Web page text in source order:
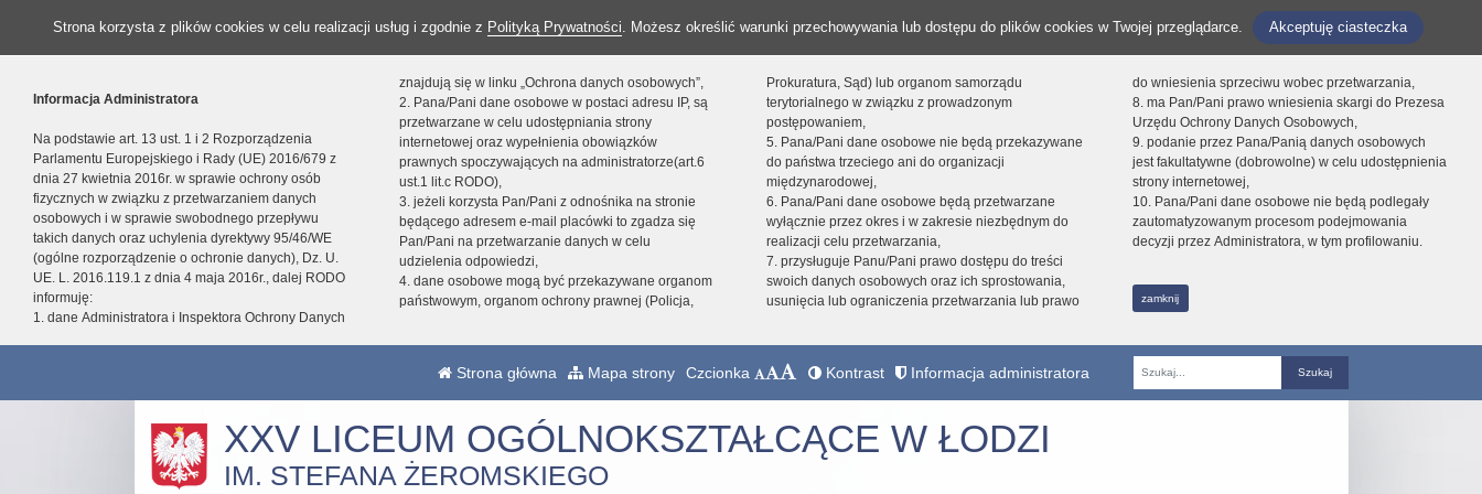
Strona korzysta z plików cookies w celu realizacji usług i zgodnie z Polityką Prywatności. Możesz określić warunki przechowywania lub dostępu do plików cookies w Twojej przeglądarce. Akceptuję ciasteczka
Informacja Administratora
Na podstawie art. 13 ust. 1 i 2 Rozporządzenia
Parlamentu Europejskiego i Rady (UE) 2016/679 z
dnia 27 kwietnia 2016r. w sprawie ochrony osób
fizycznych w związku z przetwarzaniem danych
osobowych i w sprawie swobodnego przepływu
takich danych oraz uchylenia dyrektywy 95/46/WE
(ogólne rozporządzenie o ochronie danych), Dz. U.
UE. L. 2016.119.1 z dnia 4 maja 2016r., dalej RODO
informuję:
1. dane Administratora i Inspektora Ochrony Danych
znajdują się w linku „Ochrona danych osobowych”,
2. Pana/Pani dane osobowe w postaci adresu IP, są
przetwarzane w celu udostępniania strony
internetowej oraz wypełnienia obowiązków
prawnych spoczywających na administratorze(art.6
ust.1 lit.c RODO),
3. jeżeli korzysta Pan/Pani z odnośnika na stronie
będącego adresem e-mail placówki to zgadza się
Pan/Pani na przetwarzanie danych w celu
udzielenia odpowiedzi,
4. dane osobowe mogą być przekazywane organom
państwowym, organom ochrony prawnej (Policja,
Prokuratura, Sąd) lub organom samorządu
terytorialnego w związku z prowadzonym
postępowaniem,
5. Pana/Pani dane osobowe nie będą przekazywane
do państwa trzeciego ani do organizacji
międzynarodowej,
6. Pana/Pani dane osobowe będą przetwarzane
wyłącznie przez okres i w zakresie niezbędnym do
realizacji celu przetwarzania,
7. przysługuje Panu/Pani prawo dostępu do treści
swoich danych osobowych oraz ich sprostowania,
usunięcia lub ograniczenia przetwarzania lub prawo
do wniesienia sprzeciwu wobec przetwarzania,
8. ma Pan/Pani prawo wniesienia skargi do Prezesa
Urzędu Ochrony Danych Osobowych,
9. podanie przez Pana/Panią danych osobowych
jest fakultatywne (dobrowolne) w celu udostępnienia
strony internetowej,
10. Pana/Pani dane osobowe nie będą podlegały
zautomatyzowanym procesom podejmowania
decyzji przez Administratora, w tym profilowaniu.
zamknij
Strona główna Mapa strony Czcionka Kontrast Informacja administratora
Fraza
XXV LICEUM OGÓLNOKSZTAŁCĄCE W ŁODZI
IM. STEFANA ŻEROMSKIEGO